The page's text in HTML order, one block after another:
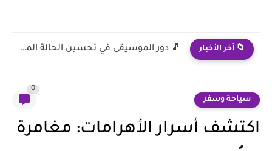
📁 آخر الأخبار 🤝 كيفية تجنب العزلة الاجتماعية عند كبار السن: دليل الحياة...
سياحة وسفر
0
اكتشف أسرار الأهرامات: مغامرة